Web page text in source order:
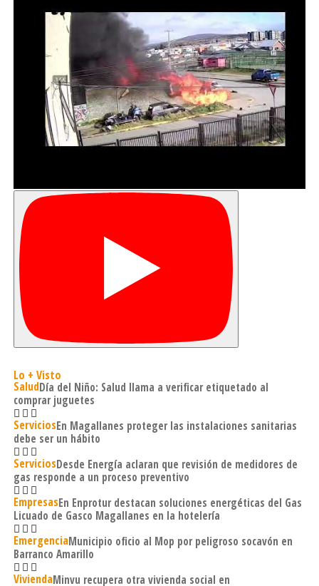
Lo + Visto
SaludDía del Niño: Salud llama a verificar etiquetado al
comprar juguetes
ServiciosEn Magallanes proteger las instalaciones sanitarias
debe ser un hábito
ServiciosDesde Energía aclaran que revisión de medidores de
gas responde a un proceso preventivo
EmpresasEn Enprotur destacan soluciones energéticas del Gas
Licuado de Gasco Magallanes en la hotelería
EmergenciaMunicipio oficio al Mop por peligroso socavón en
Barranco Amarillo
ViviendaMinvu recupera otra vivienda social en